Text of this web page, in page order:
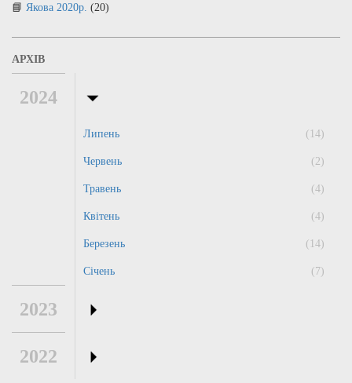
Якова 2020р. (20)
АРХІВ
2024
Липень (14)
Червень (2)
Травень (4)
Квітень (4)
Березень (14)
Січень (7)
2023
2022